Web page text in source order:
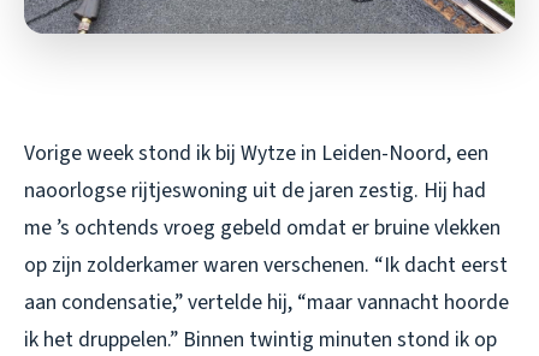
Vorige week stond ik bij Wytze in Leiden-Noord, een
naoorlogse rijtjeswoning uit de jaren zestig. Hij had
me ’s ochtends vroeg gebeld omdat er bruine vlekken
op zijn zolderkamer waren verschenen. “Ik dacht eerst
aan condensatie,” vertelde hij, “maar vannacht hoorde
ik het druppelen.” Binnen twintig minuten stond ik op